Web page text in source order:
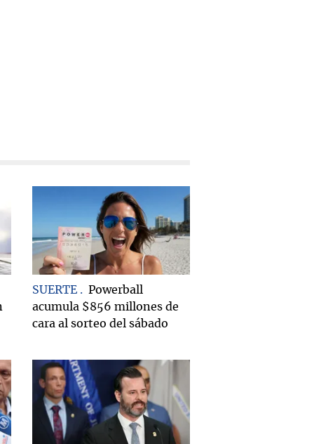
SUERTE
Powerball
acumula $856 millones de
cara al sorteo del sábado